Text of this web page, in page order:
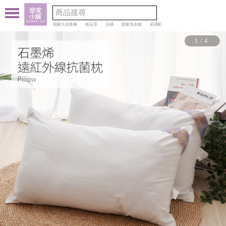
戀家大叔推薦 眠朵雲 涼感 戀家洗衣精 呆萌町
1/4